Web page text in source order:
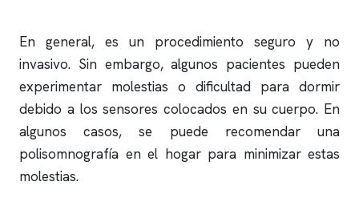
En general, es un procedimiento seguro y no
invasivo. Sin embargo, algunos pacientes pueden
experimentar molestias o dificultad para dormir
debido a los sensores colocados en su cuerpo. En
algunos casos, se puede recomendar una
polisomnografía en el hogar para minimizar estas
molestias.